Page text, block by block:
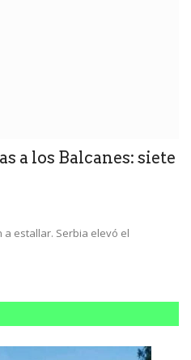
a los Balcanes: siete
estallar. Serbia elevó el